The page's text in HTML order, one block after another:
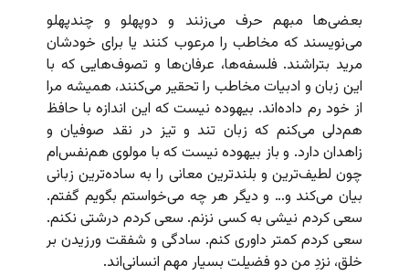
بعضی‌ها مبهم حرف می‌زنند و دوپهلو و چندپهلو
می‌نویسند که مخاطب را مرعوب کنند یا برای خودشان
مرید بتراشند. فلسفه‌ها، عرفان‌ها و تصوف‌هایی که با
این زبان و ادبیات مخاطب را تحقیر می‌کنند، همیشه مرا
از خود رم داده‌اند. بیهوده نیست که این اندازه با حافظ
هم‌دلی می‌کنم که زبان تند و تیز در نقد صوفیان و
زاهدان دارد. و باز بیهوده نیست که با مولوی هم‌نفس‌ام
چون لطیف‌ترین و بلندترین معانی را به ساده‌ترین زبانی
بیان می‌کند و… و دیگر هر چه می‌خواستم بگویم گفتم.
سعی کردم نیشی به کسی نزنم. سعی کردم درشتی نکنم.
سعی کردم کمتر داوری کنم. سادگی و شفقت‌ ورزیدن بر
خلق، نزدِ من دو فضیلت بسیار مهم انسانی‌اند.